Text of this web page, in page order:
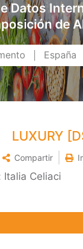
Datos
de
LUXURY
Compartir
Italia Celiaci